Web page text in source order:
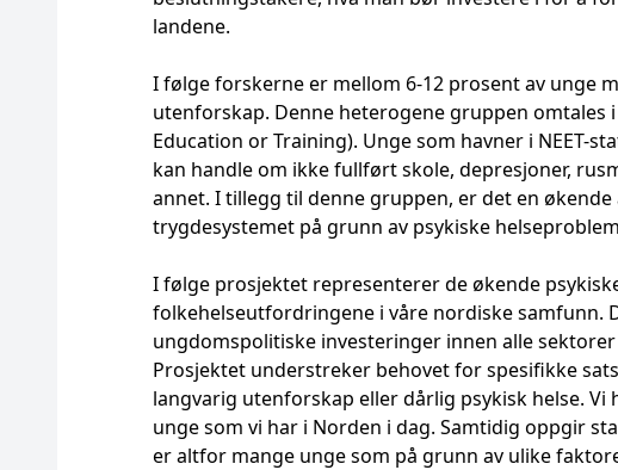
landene.
I følge forskerne er mellom 6-12 prosent av unge
utenforskap. Denne heterogene gruppen omtales
Education or Training). Unge som havner i NEET-
kan handle om ikke fullført skole, depresjoner,
annet. I tillegg til denne gruppen, er det en
trygdesystemet på grunn av psykiske
I følge prosjektet representerer de økende
folkehelseutfordringene i våre nordiske samfunn.
ungdomspolitiske investeringer innen alle
Prosjektet understreker behovet for spesifikke
langvarig utenforskap eller dårlig psykisk helse.
unge som vi har i Norden i dag. Samtidig oppgir
er altfor mange unge som på grunn av ulike